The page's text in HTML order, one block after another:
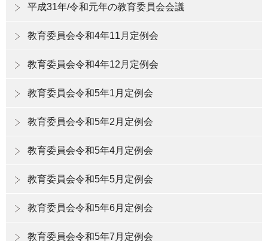
平成31年/令和元年の教育委員会会議
教育委員会令和4年11月定例会
教育委員会令和4年12月定例会
教育委員会令和5年1月定例会
教育委員会令和5年2月定例会
教育委員会令和5年4月定例会
教育委員会令和5年5月定例会
教育委員会令和5年6月定例会
教育委員会令和5年7月定例会